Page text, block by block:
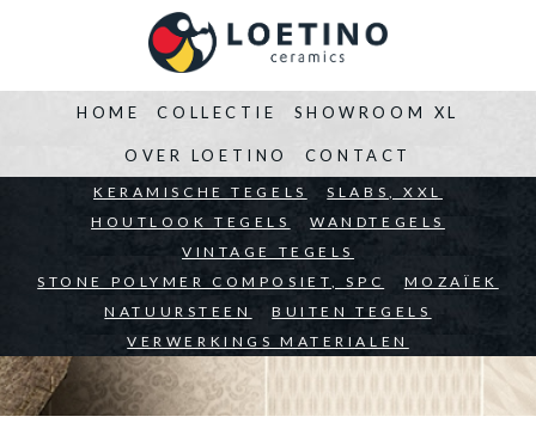
HOME
BEDRIJVEN ARCHITECTEN PARTICULIEREN
COLLECTIE
KERAMISCHE TEGELS
SLABS, XXL
HOUTLOOK TEGELS
WANDTEGELS
VINTAGE TEGELS
STONE POLYMER COMPOSIET, SPC
MOZAÏEK
NATUURSTEEN
BUITEN TEGELS
VERWERKINGS MATERIALEN
SHOWROOM XL
OVER LOETINO CONTACT